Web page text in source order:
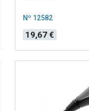
Nº 12582
Precio
19,67 €